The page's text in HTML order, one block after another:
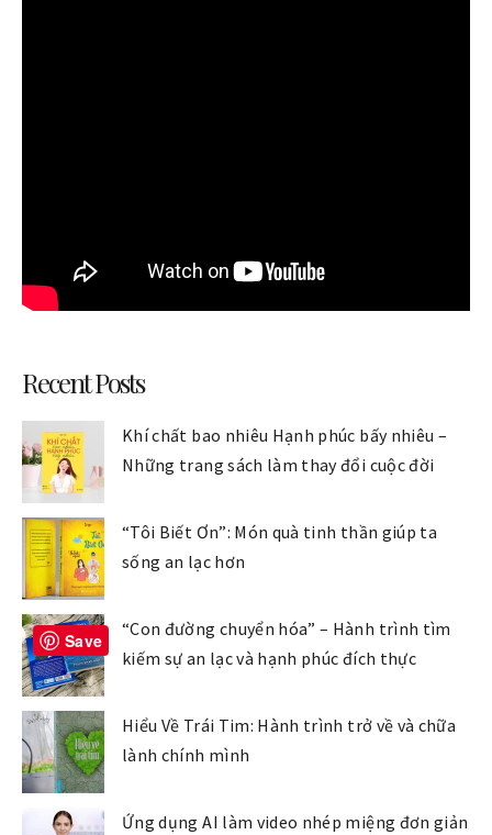
Recent Posts
Khí chất bao nhiêu Hạnh phúc bấy nhiêu –
Những trang sách làm thay đổi cuộc đời
“Tôi Biết Ơn”: Món quà tinh thần giúp ta
sống an lạc hơn
“Con đường chuyển hóa” – Hành trình tìm
kiếm sự an lạc và hạnh phúc đích thực
Hiểu Về Trái Tim: Hành trình trở về và chữa
lành chính mình
Ứng dụng AI làm video nhép miệng đơn giản
Save